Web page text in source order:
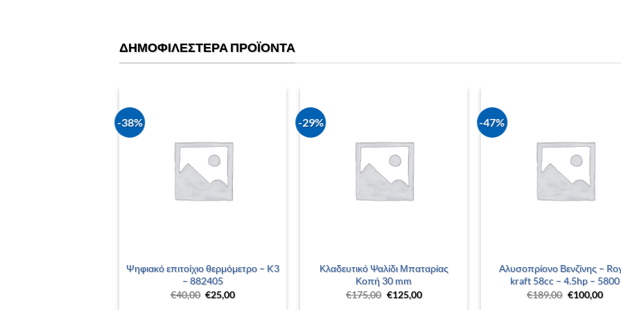
ΔΗΜΟΦΙΛΈΣΤΕΡΑ ΠΡΟΪΌΝΤΑ
-38%
Ψηφιακό επιτοίχιο θερμόμετρο – K3
– 882405
€40,00 Original
price
€25,00Η
-29%
Κλαδευτικό Ψαλίδι Μπαταρίας
Κοπή 30 mm
€175,00 Original
€125,00Η
-47%
Αλυσοπρίονο Βενζίνης –
kraft 58cc – 4.5hp – 5800
€189,00 Original
€100,00Η